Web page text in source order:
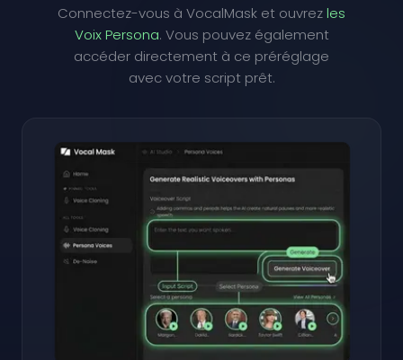
Connectez-vous à VocalMask et ouvrezles
Voix Persona. Vous pouvez également
accéder directement à ce préréglage
avec votre script prêt.